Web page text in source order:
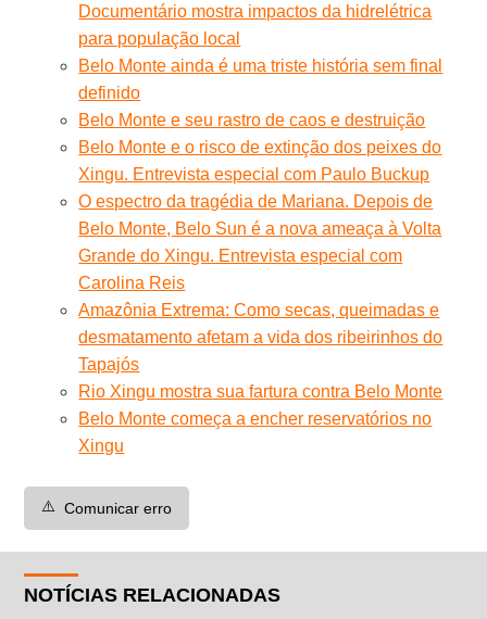
Documentário mostra impactos da hidrelétrica
para população local
Belo Monte ainda é uma triste história sem final
definido
Belo Monte e seu rastro de caos e destruição
Belo Monte e o risco de extinção dos peixes do
Xingu. Entrevista especial com Paulo Buckup
O espectro da tragédia de Mariana. Depois de
Belo Monte, Belo Sun é a nova ameaça à Volta
Grande do Xingu. Entrevista especial com
Carolina Reis
Amazônia Extrema: Como secas, queimadas e
desmatamento afetam a vida dos ribeirinhos do
Tapajós
Rio Xingu mostra sua fartura contra Belo Monte
Belo Monte começa a encher reservatórios no
Xingu
⚠️ Comunicar erro
NOTÍCIAS RELACIONADAS